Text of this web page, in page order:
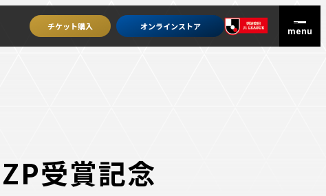
チケット購入 オンラインストア
受賞記念